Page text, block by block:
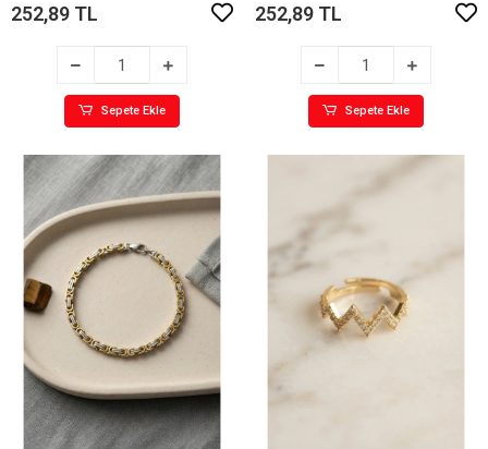
252,89 TL
Sepete Ekle
252,89 TL
Sepete Ekle